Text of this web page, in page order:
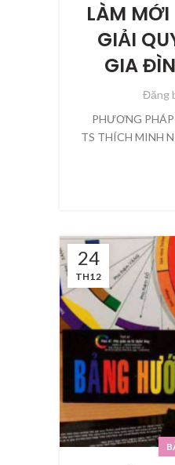
LÀM
GIẢI
GIA
Đăng
PHƯƠNG
TS THÍCH
24
TH12